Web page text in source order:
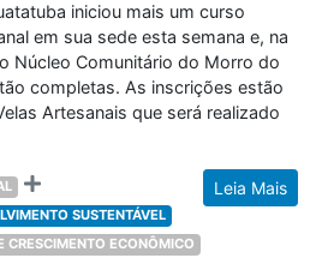
iniciou mais um curso
em sua sede esta semana e, na
Núcleo Comunitário do Morro do
completas. As inscrições estão
Artesanais que será realizado
Leia Mais
SUSTENTÁVEL
CRESCIMENTO ECONÔMICO